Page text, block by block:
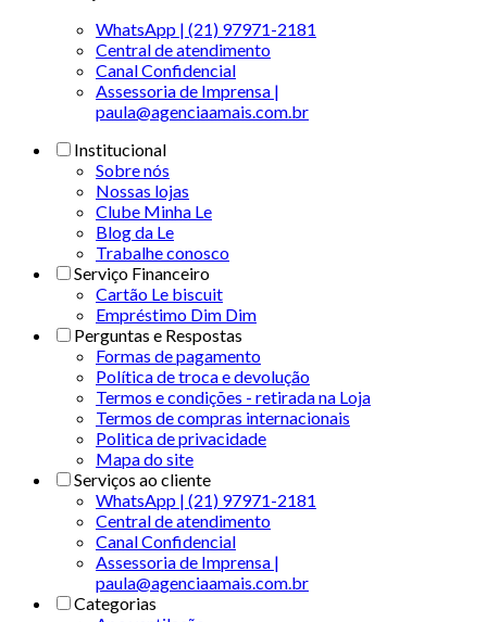
WhatsApp | (21) 97971-2181
Central de atendimento
Canal Confidencial
Assessoria de Imprensa |
paula@agenciaamais.com.br
Institucional
Sobre nós
Nossas lojas
Clube Minha Le
Blog da Le
Trabalhe conosco
Serviço Financeiro
Cartão Le biscuit
Empréstimo Dim Dim
Perguntas e Respostas
Formas de pagamento
Política de troca e devolução
Termos e condições - retirada na Loja
Termos de compras internacionais
Politica de privacidade
Mapa do site
Serviços ao cliente
WhatsApp | (21) 97971-2181
Central de atendimento
Canal Confidencial
Assessoria de Imprensa |
paula@agenciaamais.com.br
Categorias